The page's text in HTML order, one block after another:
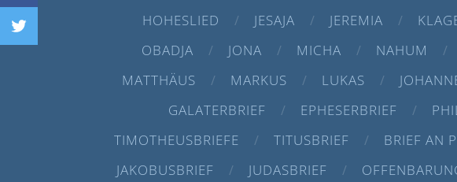
HOHESLIED
JESAJA JEREMIA
OBADJA
JONA MICHA NAHUM
MATTHÄUS
MARKUS LUKAS
GALATERBRIEF
EPHESERBRIEF
TIMOTHEUSBRIEFE
TITUSBRIEF BRIEF AN
JAKOBUSBRIEF
JUDASBRIEF